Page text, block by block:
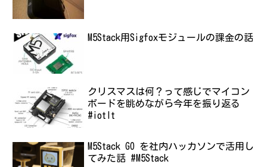
M5Stack用Sigfoxモジュールの課金の話
クリスマスは何？って感じでマイコン
ボードを眺めながら今年を振り返る
#iotlt
M5Stack GO を社内ハッカソンで活用し
てみた話 #M5Stack